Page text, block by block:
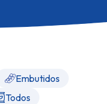
Embutidos
Todos